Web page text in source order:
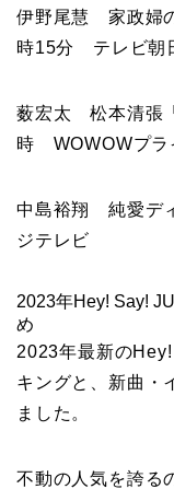
伊野尾慧 家政婦
時15分 テレビ朝
薮宏太 松本清張
時 WOWOWプラ
中島裕翔 純愛デ
ジテレビ
2023年Hey! Say!
め
2023年最新の
キングと、新曲・
ました。
不動の人気を誇る